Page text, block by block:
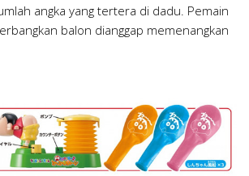
angka yang tertera di dadu. Pemain
balon dianggap memenangkan